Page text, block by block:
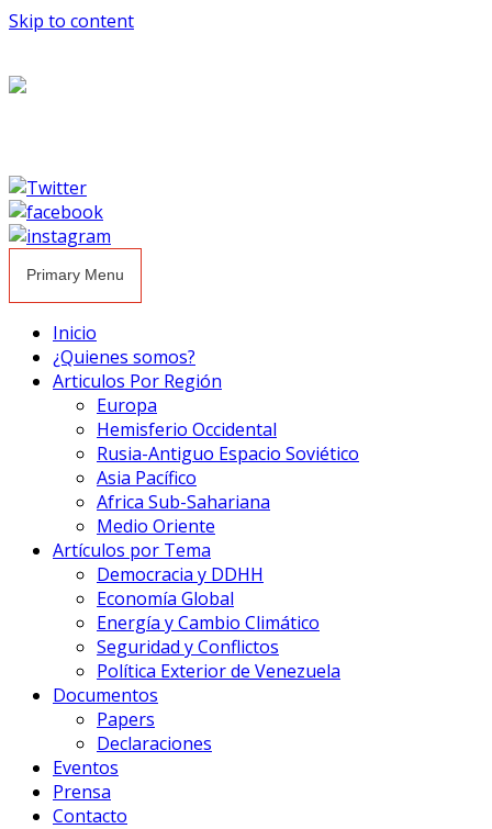
Skip to content
Primary Menu
Inicio
¿Quienes somos?
Articulos Por Región
Europa
Hemisferio Occidental
Rusia-Antiguo Espacio Soviético
Asia Pacífico
Africa Sub-Sahariana
Medio Oriente
Artículos por Tema
Democracia y DDHH
Economía Global
Energía y Cambio Climático
Seguridad y Conflictos
Política Exterior de Venezuela
Documentos
Papers
Declaraciones
Eventos
Prensa
Contacto